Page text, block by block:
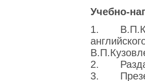
Учебно-
1.
2.
3.